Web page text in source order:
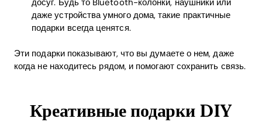
Blog
Download
даже устройства умного дома, такие практичные
подарки всегда ценятся.
Эти подарки показывают, что вы думаете о нем, даже
когда не находитесь рядом, и помогают сохранить связь.
Креативные подарки DIY